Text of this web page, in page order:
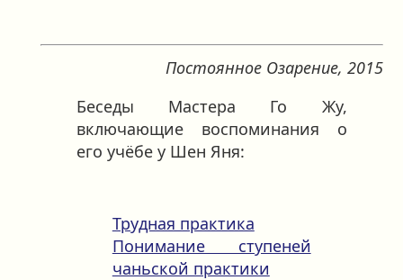
Постоянное Озарение, 2015
Беседы Мастера Го Жу,
включающие воспоминания о
его учёбе у Шен Яня:
Трудная практика
Понимание ступеней
чаньской практики